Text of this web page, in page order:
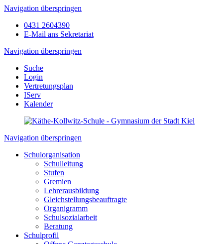
Navigation überspringen
0431 2604390
E-Mail ans Sekretariat
Navigation überspringen
Suche
Login
Vertretungsplan
IServ
Kalender
Navigation überspringen
Schulorganisation
Schulleitung
Stufen
Gremien
Lehrerausbildung
Gleichstellungsbeauftragte
Organigramm
Schulsozialarbeit
Beratung
Schulprofil